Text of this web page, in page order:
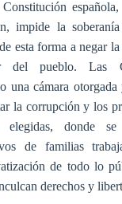
impide la
esta forma a negar
del pueblo. Las
una cámara otorgada
la corrupción y los
elegidas, donde
de familias
de todo lo
derechos y